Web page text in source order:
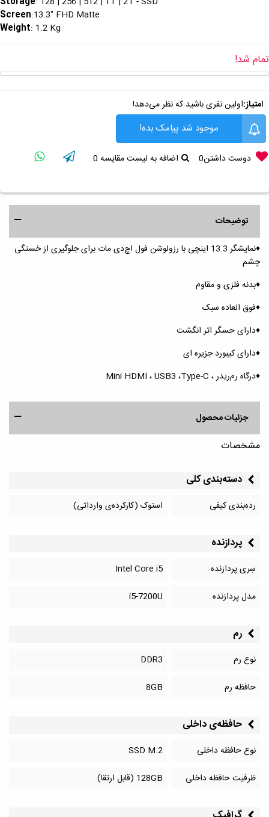
Screen:13.3" FHD Matte
Weight: 1.2 Kg
تمام شد!
امتیاز:اولین نفری باشید که نظر می‌دهد!
موجود شد پیامک بده!
دوست داشتن0 اضافه به لیست مقایسه 0
توضیحات
♦️نمایشگر 13.3 اینچی با رزولوشن فول اچ‌دی مات برای جلوگیری از خستگی
چشم
♦️بدنه فلزی و مقاوم
♦️فوق العاده سبک
♦️دارای حسگر اثر انگشت
♦️دارای کیبورد جزیره ای
♦️درگاه رم‌ریدر ، Mini HDMI ، USB3 ،Type-C
جزئیات محصول
مشخصات
دسته‌بندی کلی
رده‌بندی کیفی استوک (کارکرده‌ی وارداتی)
پردازنده
سِری پردازنده
Intel Core i5
مدل پردازنده
i5-7200U
رم
نوع رم
DDR3
حافظه رم
8GB
حافظه‌‌ی داخلی
نوع حافظه داخلی
SSD M.2
ظرفیت حافظه داخلی
128GB (قابل ارتقا)